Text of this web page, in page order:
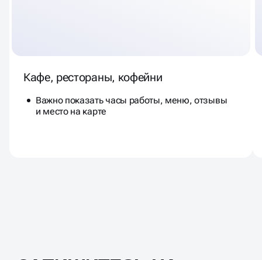
Кафе, рестораны, кофейни
Важно показать часы работы, меню, отзывы
и место на карте